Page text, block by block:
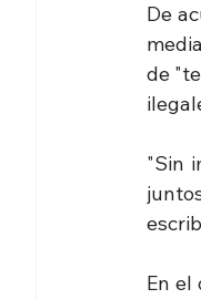
De
de
"Sin
En el